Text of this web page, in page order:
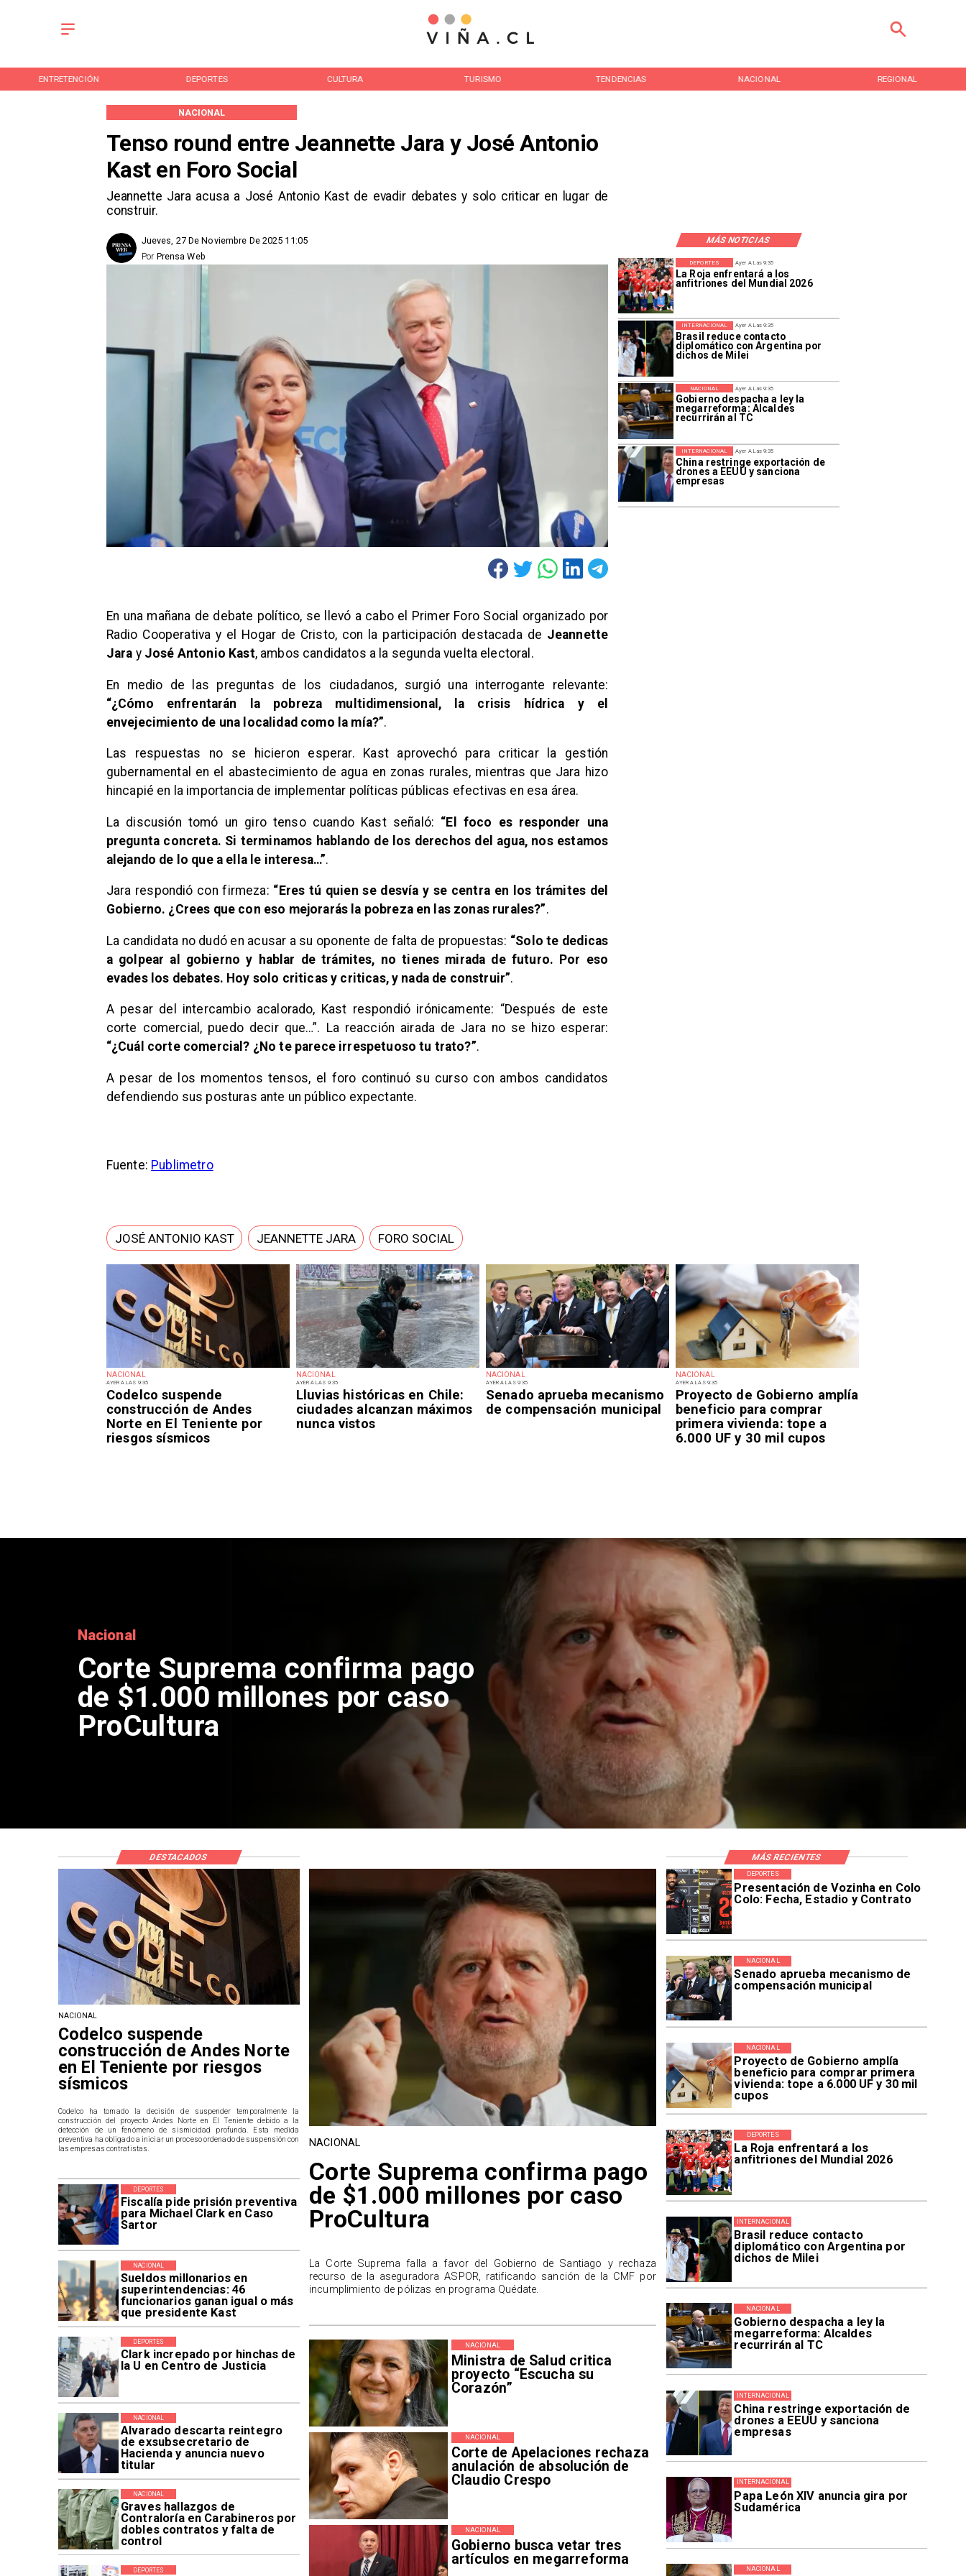
ENTRETENCIÓN DEPORTES CULTURA TURISMO TENDENCIAS NACIONAL REGIONAL
Tenso round entre Jeannette Jara y José Antonio
Kast en Foro Social
Jeannette Jara acusa a José Antonio Kast de evadir debates y solo criticar en lugar de
construir.
NACIONAL
MÁS NOTICIAS
Jueves, 27 De Noviembre De 2025 11:05
Prensa Web
Por
NACIONAL
AYER A LAS 9:35
Codelco suspende
construcción de Andes
Norte en El Teniente por
riesgos sísmicos
NACIONAL
AYER A LAS 9:35
Lluvias históricas en Chile:
ciudades alcanzan máximos
nunca vistos
NACIONAL
AYER A LAS 9:35
Senado aprueba mecanismo
de compensación municipal
NACIONAL
AYER A LAS 9:35
Proyecto de Gobierno amplía
beneficio para comprar
primera vivienda: tope a
6.000 UF y 30 mil cupos
Ayer A Las 9:35
La Roja enfrentará a los
anfitriones del Mundial 2026
DEPORTES
Ayer A Las 9:35
Brasil reduce contacto
diplomático con Argentina por
dichos de Milei
INTERNACIONAL
Ayer A Las 9:35
Gobierno despacha a ley la
megarreforma: Alcaldes
recurrirán al TC
NACIONAL
Ayer A Las 9:35
China restringe exportación de
drones a EEUU y sanciona
empresas
INTERNACIONAL
En una mañana de debate político, se llevó a cabo el Primer Foro Social organizado por
Radio Cooperativa y el Hogar de Cristo, con la participación destacada de Jeannette
Jara y José Antonio Kast, ambos candidatos a la segunda vuelta electoral.
En medio de las preguntas de los ciudadanos, surgió una interrogante relevante:
“¿Cómo enfrentarán la pobreza multidimensional, la crisis hídrica y el
envejecimiento de una localidad como la mía?”.
Las respuestas no se hicieron esperar. Kast aprovechó para criticar la gestión
gubernamental en el abastecimiento de agua en zonas rurales, mientras que Jara hizo
hincapié en la importancia de implementar políticas públicas efectivas en esa área.
La discusión tomó un giro tenso cuando Kast señaló: “El foco es responder una
pregunta concreta. Si terminamos hablando de los derechos del agua, nos estamos
alejando de lo que a ella le interesa…”.
Jara respondió con firmeza: “Eres tú quien se desvía y se centra en los trámites del
Gobierno. ¿Crees que con eso mejorarás la pobreza en las zonas rurales?”.
La candidata no dudó en acusar a su oponente de falta de propuestas: “Solo te dedicas
a golpear al gobierno y hablar de trámites, no tienes mirada de futuro. Por eso
evades los debates. Hoy solo criticas y criticas, y nada de construir”.
A pesar del intercambio acalorado, Kast respondió irónicamente: “Después de este
corte comercial, puedo decir que…”. La reacción airada de Jara no se hizo esperar:
“¿Cuál corte comercial? ¿No te parece irrespetuoso tu trato?”.
A pesar de los momentos tensos, el foro continuó su curso con ambos candidatos
defendiendo sus posturas ante un público expectante.
Fuente: Publimetro
JOSÉ ANTONIO KAST JEANNETTE JARA FORO SOCIAL
Nacional
Codelco suspende construcción
de Andes Norte en El Teniente
por riesgos sísmicos
Presentación de Vozinha en Colo
Colo: Fecha, Estadio y Contrato
DEPORTES
Senado aprueba mecanismo de
compensación municipal
NACIONAL
Proyecto de Gobierno amplía
beneficio para comprar primera
vivienda: tope a 6.000 UF y 30 mil
cupos
NACIONAL
La Roja enfrentará a los
anfitriones del Mundial 2026
DEPORTES
Brasil reduce contacto
diplomático con Argentina por
dichos de Milei
INTERNACIONAL
Gobierno despacha a ley la
megarreforma: Alcaldes
recurrirán al TC
NACIONAL
China restringe exportación de
drones a EEUU y sanciona
empresas
INTERNACIONAL
Papa León XIV anuncia gira por
Sudamérica
INTERNACIONAL
NACIONAL
Fiscalía pide prisión preventiva
para Michael Clark en Caso
Sartor
DEPORTES
Sueldos millonarios en
superintendencias: 46
funcionarios ganan igual o más
que presidente Kast
NACIONAL
Clark increpado por hinchas de
la U en Centro de Justicia
DEPORTES
Alvarado descarta reintegro
de exsubsecretario de
Hacienda y anuncia nuevo
titular
NACIONAL
Graves hallazgos de
Contraloría en Carabineros por
dobles contratos y falta de
control
NACIONAL
DEPORTES
Ministra de Salud critica
proyecto “Escucha su
Corazón”
NACIONAL
Corte de Apelaciones rechaza
anulación de absolución de
Claudio Crespo
NACIONAL
Gobierno busca vetar tres
artículos en megarreforma
NACIONAL
NACIONAL
Codelco suspende
construcción de Andes Norte
en El Teniente por riesgos
sísmicos
Codelco ha tomado la decisión de suspender temporalmente la
construcción del proyecto Andes Norte en El Teniente debido a la
detección de un fenómeno de sismicidad profunda. Esta medida
preventiva ha obligado a iniciar un proceso ordenado de suspensión con
las empresas contratistas.
NACIONAL
Corte Suprema confirma pago
de $1.000 millones por caso
ProCultura
La Corte Suprema falla a favor del Gobierno de Santiago y rechaza
recurso de la aseguradora ASPOR, ratificando sanción de la CMF por
incumplimiento de pólizas en programa Quédate.
DESTACADOS MÁS RECIENTES